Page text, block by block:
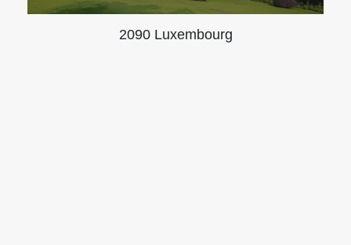
2090 Luxembourg